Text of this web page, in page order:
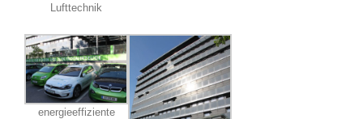
Lufttechnik
energieeffiziente